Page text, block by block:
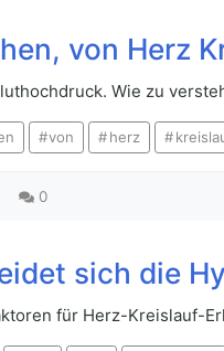
von Herz
Wie zu
von herz
0
sich die
für Herz-Kreislauf-